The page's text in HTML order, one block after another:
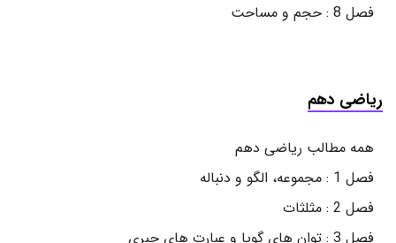
فصل 8 : حجم و مساحت
ریاضی دهم
همه مطالب ریاضی دهم
فصل 1 : مجموعه، الگو و دنباله
فصل 2 : مثلثات
فصل 3 : توان های گویا و عبارت های جبری